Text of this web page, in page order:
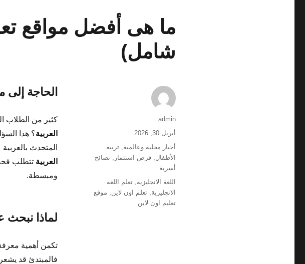
ما هى أفضل مواقع
شامل)
الحاجة
كثير من الطلاب
العربية؟ هذا
المتحدث
العربية تتطلب
ومبسطة.
لماذا نبحث
تكمن أهمية
فالمبتدئ قد يشعر
الكاتب
admin
نُشرت
في
أبريل 30, 2026
التصنيفات
أخبار محلية وعالمية, تربية
الأطفال, فرص استثمار , نصائح
أسرية
الوسوم
اللغة الانجليزية, تعلم اللغة
الانجليزية, تعلم اون لاين, موقع
تعليم اون لاين